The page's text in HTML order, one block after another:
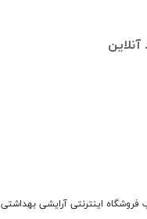
فروشگاه اینترنتی آرایشی